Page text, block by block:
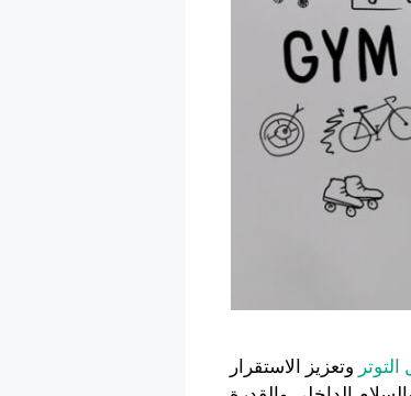
التوتر وتعزيز الاستقرار